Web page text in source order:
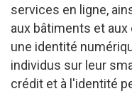
services en ligne,
aux bâtiments et
une identité
individus sur leur
crédit et à l'identité